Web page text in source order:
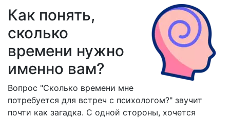
Как понять,
сколько
времени нужно
именно вам?
Вопрос "Сколько времени мне
потребуется для встреч с психологом?" звучит
почти как загадка. С одной стороны, хочется